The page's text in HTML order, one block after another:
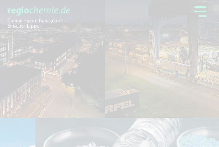
Chemieregion Ruhrgebiet +
Emscher-Lippe
Chemieregion
Aktuelles + Service